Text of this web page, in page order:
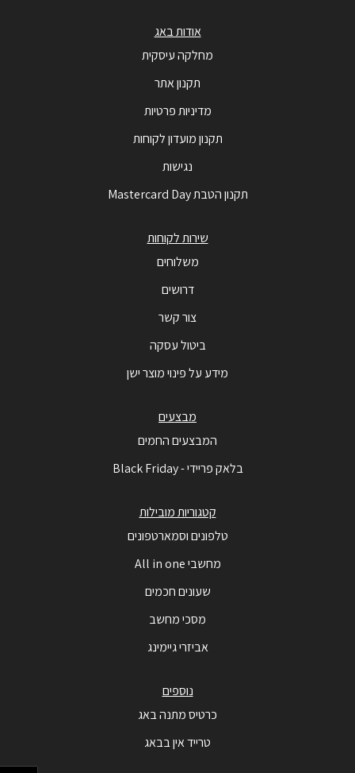
אודות באג
מחלקה עיסקית
תקנון אתר
מדיניות פרטיות
תקנון מועדון לקוחות
נגישות
תקנון הטבת Mastercard Day
שירות לקוחות
משלוחים
דרושים
צור קשר
ביטול עסקה
מידע על פינוי מוצר ישן
מבצעים
המבצעים החמים
בלאק פריידי - Black Friday
קטגוריות מובילות
טלפונים וסמארטפונים
מחשבי All in one
שעונים חכמים
מסכי מחשב
אביזרי גיימינג
נוספים
כרטיס מתנה באג
טרייד אין בבאג